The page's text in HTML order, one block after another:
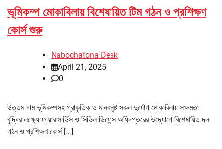
ভূমিকম্প মোকাবিলায় বিশেষায়িত টিম গঠন ও প্রশিক্ষণ
কোর্স শুরু
Nabochatona Desk
April 21, 2025
0
উত্তম দাম ভূমিকম্পসহ প্রাকৃতিক ও মানবসৃষ্ট সকল দুর্যোগ মোকাবিলায় সক্ষমতা
বৃদ্ধির লক্ষ্যে ফায়ার সার্ভিস ও সিভিল ডিফেন্স অধিদপ্তরের উদ্যোগে বিশেষায়িত দল
গঠন ও প্রশিক্ষণ কোর্স […]